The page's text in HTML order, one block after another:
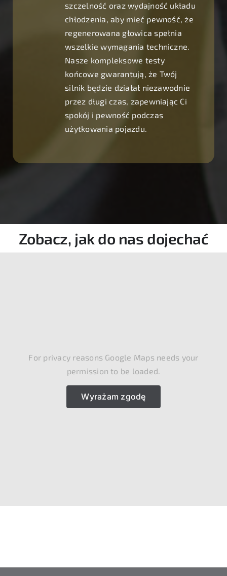
szczelność oraz wydajność układu
chłodzenia, aby mieć pewność, że
regenerowana głowica spełnia
wszelkie wymagania techniczne.
Nasze kompleksowe testy
końcowe gwarantują, że Twój
silnik będzie działał niezawodnie
przez długi czas, zapewniając Ci
spokój i pewność podczas
użytkowania pojazdu.
Zobacz, jak do nas dojechać
For privacy reasons Google Maps needs your
permission to be loaded.
Wyrażam zgodę